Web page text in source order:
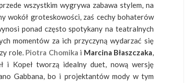
wszystkim wygrywa zabawa stylem, na
wokół groteskowości, zaś cechy bohaterów
ponad często spotykany na teatralnych
momentów za ich przyczyną wydarzać się
role. Piotra Chomika i Marcina Błaszczaka,
i Kopeł tworzą idealny duet, nową wersję
Gabbana, bo i projektantów mody w tym